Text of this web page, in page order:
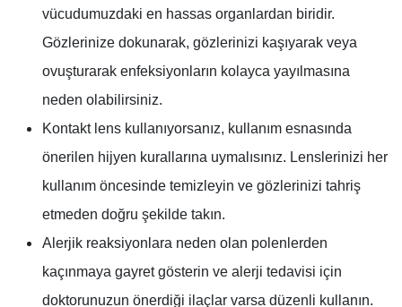
vücudumuzdaki en hassas organlardan biridir.
Gözlerinize dokunarak, gözlerinizi kaşıyarak veya
ovuşturarak enfeksiyonların kolayca yayılmasına
neden olabilirsiniz.
Kontakt lens kullanıyorsanız, kullanım esnasında
önerilen hijyen kurallarına uymalısınız. Lenslerinizi her
kullanım öncesinde temizleyin ve gözlerinizi tahriş
etmeden doğru şekilde takın.
Alerjik reaksiyonlara neden olan polenlerden
kaçınmaya gayret gösterin ve alerji tedavisi için
doktorunuzun önerdiği ilaçlar varsa düzenli kullanın.